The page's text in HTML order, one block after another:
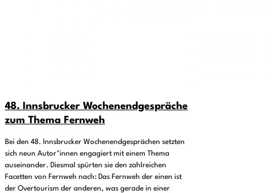
48. Innsbrucker Wochenendgespräche
zum Thema Fernweh
Bei den 48. Innsbrucker Wochenendgesprächen setzten
sich neun Autor*innen engagiert mit einem Thema
auseinander. Diesmal spürten sie den zahlreichen
Facetten von Fernweh nach: Das Fernweh der einen ist
der Overtourism der anderen, was gerade in einer